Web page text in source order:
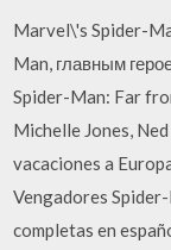
Marvel\'s Spider-
Man, главным
Spider-Man: Far
Michelle Jones,
vacaciones a
Vengadores
completas en